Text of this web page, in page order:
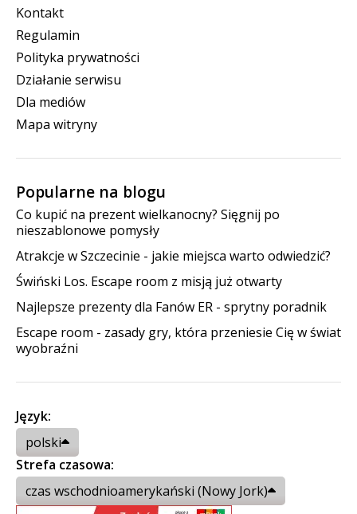
Kontakt
Regulamin
Polityka prywatności
Działanie serwisu
Dla mediów
Mapa witryny
Popularne na blogu
Co kupić na prezent wielkanocny? Sięgnij po
nieszablonowe pomysły
Atrakcje w Szczecinie - jakie miejsca warto odwiedzić?
Świński Los. Escape room z misją już otwarty
Najlepsze prezenty dla Fanów ER - sprytny poradnik
Escape room - zasady gry, która przeniesie Cię w świat
wyobraźni
Język:
polski
Strefa czasowa:
czas wschodnioamerykański (Nowy Jork)